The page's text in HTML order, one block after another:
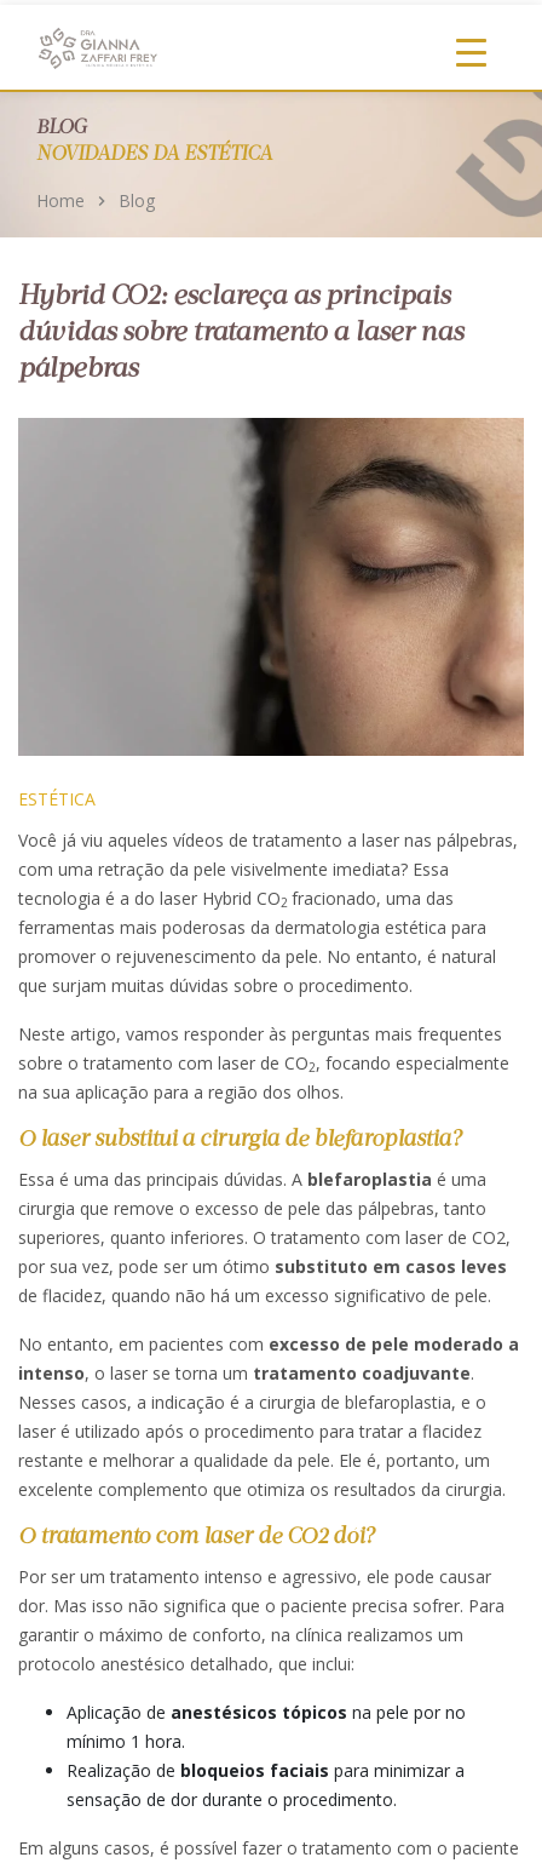
BLOG
NOVIDADES DA ESTÉTICA
Home Blog
Hybrid CO2: esclareça as principais
dúvidas sobre tratamento a laser nas
pálpebras
ESTÉTICA
Você já viu aqueles vídeos de tratamento a laser nas pálpebras,
com uma retração da pele visivelmente imediata? Essa
tecnologia é a do laser Hybrid CO2 fracionado, uma das
ferramentas mais poderosas da dermatologia estética para
promover o rejuvenescimento da pele. No entanto, é natural
que surjam muitas dúvidas sobre o procedimento.
Neste artigo, vamos responder às perguntas mais frequentes
sobre o tratamento com laser de CO2, focando especialmente
na sua aplicação para a região dos olhos.
O laser substitui a cirurgia de blefaroplastia?
Essa é uma das principais dúvidas. A blefaroplastia é uma
cirurgia que remove o excesso de pele das pálpebras, tanto
superiores, quanto inferiores. O tratamento com laser de CO2,
por sua vez, pode ser um ótimo substituto em casos leves
de flacidez, quando não há um excesso significativo de pele.
No entanto, em pacientes com excesso de pele moderado a
intenso, o laser se torna um tratamento coadjuvante.
Nesses casos, a indicação é a cirurgia de blefaroplastia, e o
laser é utilizado após o procedimento para tratar a flacidez
restante e melhorar a qualidade da pele. Ele é, portanto, um
excelente complemento que otimiza os resultados da cirurgia.
O tratamento com laser de CO2 dói?
Por ser um tratamento intenso e agressivo, ele pode causar
dor. Mas isso não significa que o paciente precisa sofrer. Para
garantir o máximo de conforto, na clínica realizamos um
protocolo anestésico detalhado, que inclui:
Aplicação de anestésicos tópicos na pele por no
mínimo 1 hora.
Realização de bloqueios faciais para minimizar a
sensação de dor durante o procedimento.
Em alguns casos, é possível fazer o tratamento com o paciente